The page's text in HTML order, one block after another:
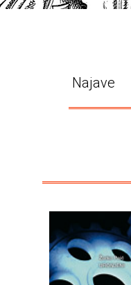
Najave